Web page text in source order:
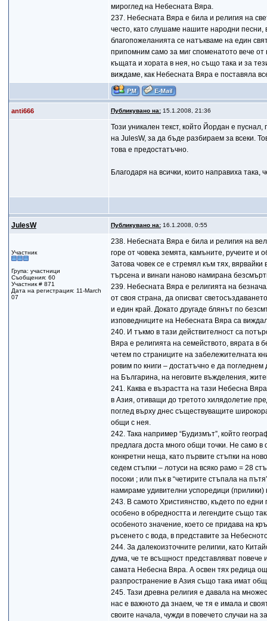
мироглед на Небесната Вяра.
237. Небесната Вяра е била и религия на
често, като слушаме нашите народни песни,
благопожеланията се натъкваме на един
припомним само за миг споменатото вече от
къщата и хората в нея, но също така и за
виждаме, как Небесната Вяра е поставяла
anti666 Публикувано на:15.1.2008, 21:36
Този уникален текст, който Йордан е
на JulesW, за да бъде разбираем за всеки.
това е предостатъчно.
Благодаря на всички, които направиха
JulesW Публикувано на:16.1.2008, 0:55
Участник
Група: участници
Съобщения: 60
Участник # 871
Дата на регистрация: 11-March
07
238. Небесната Вяра е била и религия на
горе от човека земята, камъните, ручеите и
Затова човек се е стремял към тях,
търсена и винаги наново намирана
239. Небесната Вяра е религията на
от своя страна, да описват
и един край. Докато другаде блянът по
изповедниците на Небесната Вяра са
240. И тъкмо в тази действителност са
Вяра е религията на семейството, вярата в
четем по страниците на забележителната
ровим по книги – достатъчно е да
на Българина, на неговите въжделения,
241. Каква е възрастта на тази Небесна
в Азия, отиващи до третото хилядолетие
поглед върху днес съществуващите
общи с нея.
242. Така например “Будизмът”, който
предлага доста много общи точки. Не само
конкретни неща, като първите стъпки на
седем стъпки – лотуси на всяко рамо = 28
посоки ; или пък в “четирите стъпала на
намираме удивителни успоредици (прилики)
243. В самото Християнство, където по
особено в обредността и легендите също
особеното значение, което се придава на
ръсенето с вода, в представите за
244. За далекоизточните религии, като
дума, че те всъщност представляват
самата Небесна Вяра. А освен тях редица
разпространение в Азия също така имат
245. Тази древна религия е давала на
нас е важното да знаем, че тя е имала и
своите начала, чужди в повечето случаи на